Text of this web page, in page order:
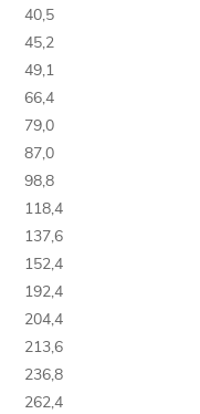
40,5
45,2
49,1
66,4
79,0
87,0
98,8
118,4
137,6
152,4
192,4
204,4
213,6
236,8
262,4